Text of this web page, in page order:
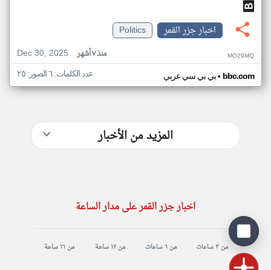
اخبار جزر القمر
Politics
Dec 30, 2025
منذ ٧ أشهر MO29MQ
بي بي سي عربي• bbc.com عدد الكلمات: ٦ الصور: ٢٥
المزيد من الأخبار
اخبار جزر القمر على مدار الساعة
من ٣ ساعات من ٦ ساعات من ١٢ ساعة من ١٦ ساعة